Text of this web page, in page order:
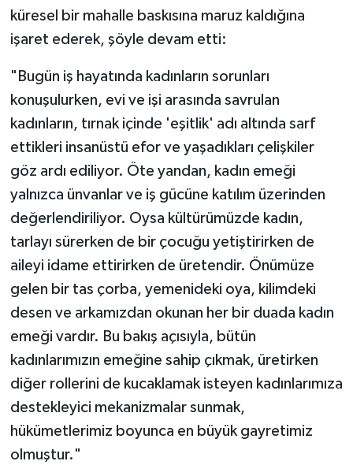
küresel bir mahalle baskısına maruz kaldığına
işaret ederek, şöyle devam etti:
"Bugün iş hayatında kadınların sorunları
konuşulurken, evi ve işi arasında savrulan
kadınların, tırnak içinde 'eşitlik' adı altında sarf
ettikleri insanüstü efor ve yaşadıkları çelişkiler
göz ardı ediliyor. Öte yandan, kadın emeği
yalnızca ünvanlar ve iş gücüne katılım üzerinden
değerlendiriliyor. Oysa kültürümüzde kadın,
tarlayı sürerken de bir çocuğu yetiştirirken de
aileyi idame ettirirken de üretendir. Önümüze
gelen bir tas çorba, yemenideki oya, kilimdeki
desen ve arkamızdan okunan her bir duada kadın
emeği vardır. Bu bakış açısıyla, bütün
kadınlarımızın emeğine sahip çıkmak, üretirken
diğer rollerini de kucaklamak isteyen kadınlarımıza
destekleyici mekanizmalar sunmak,
hükümetlerimiz boyunca en büyük gayretimiz
olmuştur."